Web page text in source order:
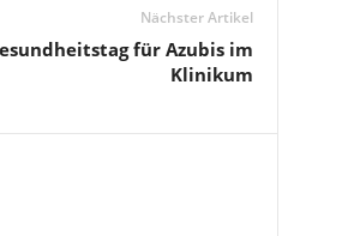
Nächster Artikel
für Azubis im
Klinikum